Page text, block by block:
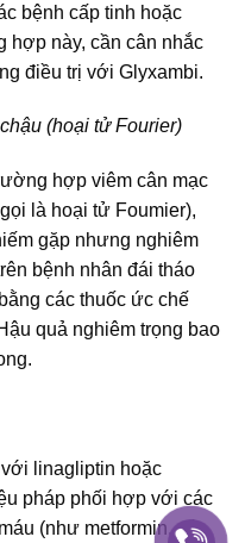
bệnh cấp tinh hoặc
hợp này, cần cân nhắc
điều trị với Glyxambi.
(hoại tử Fourier)
hợp viêm cân mạc
là hoại tử Foumier),
gặp nhưng nghiêm
bệnh nhân đái tháo
các thuốc ức chế
quả nghiêm trọng bao
linagliptin hoặc
pháp phối hợp với các
(như metformin, các